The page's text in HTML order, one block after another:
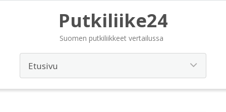
Putkiliike24
Suomen putkiliikkeet vertailussa